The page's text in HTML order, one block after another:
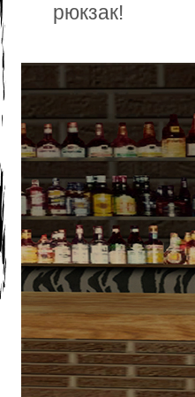
рюкзак!